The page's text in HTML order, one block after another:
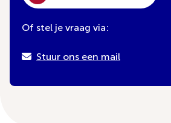
Of stel je vraag via:
Stuur ons een mail